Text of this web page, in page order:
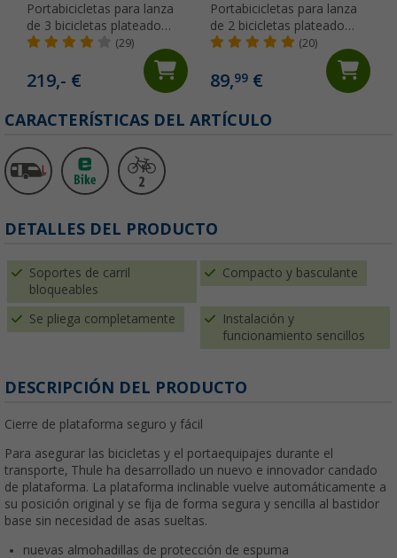
Portabicicletas para lanza
de 3 bicicletas plateado
Premium 3 XL Berger
(29)
219,- €
Portabicicletas para lanza
de 2 bicicletas plateado
Super XL Berger(20)
89,99€
CARACTERÍSTICAS DEL ARTÍCULO
DETALLES DEL PRODUCTO
Soportes de carril
bloqueables
Compacto y basculante
Se pliega completamente
Instalación y
funcionamiento sencillos
DESCRIPCIÓN DEL PRODUCTO
Cierre de plataforma seguro y fácil
Para asegurar las bicicletas y el portaequipajes durante el
transporte, Thule ha desarrollado un nuevo e innovador candado
de plataforma. La plataforma inclinable vuelve automáticamente a
su posición original y se fija de forma segura y sencilla al bastidor
base sin necesidad de asas sueltas.
nuevas almohadillas de protección de espuma